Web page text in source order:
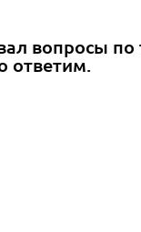
вопросы
ответим.